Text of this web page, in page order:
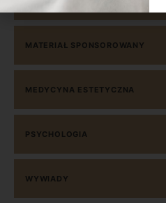
MATERIAŁ SPONSOROWANY
MEDYCYNA ESTETYCZNA
PSYCHOLOGIA
WYWIADY